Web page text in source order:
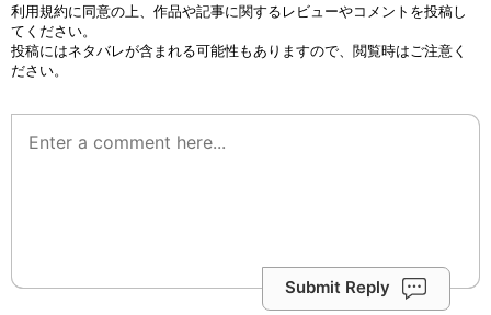
利用規約に同意の上、作品や記事に関するレビューやコメントを投稿し
てください。
投稿にはネタバレが含まれる可能性もありますので、閲覧時はご注意く
ださい。
Submit Reply